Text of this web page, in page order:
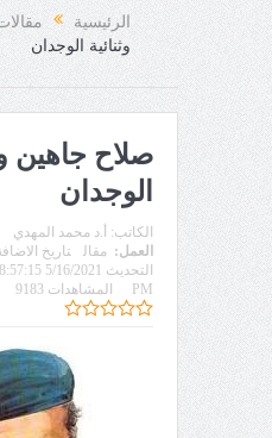
الرئيسية
وثنائية الوجدان
صلاح جاهين
الوجدان
الكاتب: أ.د محمد المهدي
العمل: مقال تاريخ الاضافة 6/11/
التحديث 5/16/2021 8:57:15
PM
المشاهدات 9183